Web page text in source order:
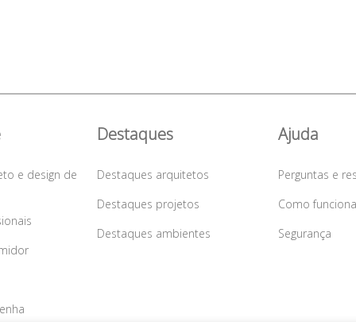
e design de
Destaques
Destaques arquitetos
Destaques projetos
Destaques ambientes
Ajuda
Perguntas e
Como funciona
Segurança